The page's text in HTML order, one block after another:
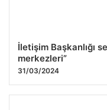
İletişim Başkanlığı
merkezleri”
31/03/2024